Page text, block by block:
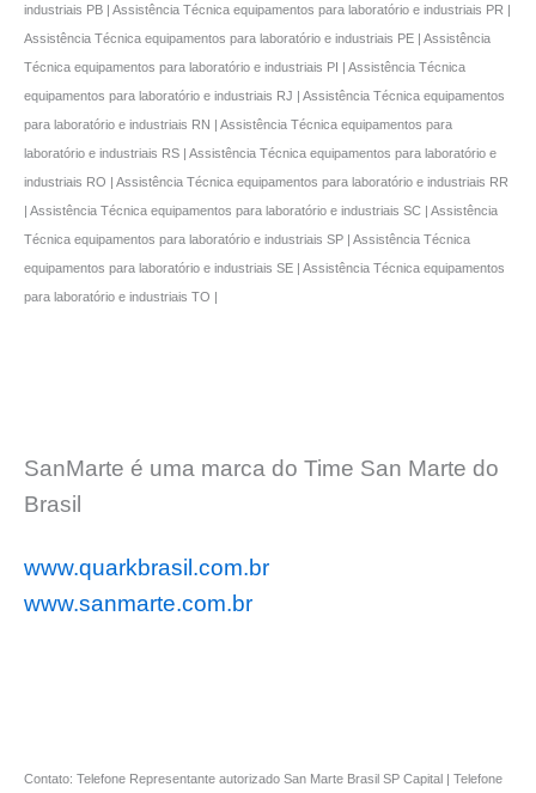
industriais PB | Assistência Técnica equipamentos para laboratório e industriais PR |
Assistência Técnica equipamentos para laboratório e industriais PE | Assistência
Técnica equipamentos para laboratório e industriais PI | Assistência Técnica
equipamentos para laboratório e industriais RJ | Assistência Técnica equipamentos
para laboratório e industriais RN | Assistência Técnica equipamentos para
laboratório e industriais RS | Assistência Técnica equipamentos para laboratório e
industriais RO | Assistência Técnica equipamentos para laboratório e industriais RR
| Assistência Técnica equipamentos para laboratório e industriais SC | Assistência
Técnica equipamentos para laboratório e industriais SP | Assistência Técnica
equipamentos para laboratório e industriais SE | Assistência Técnica equipamentos
para laboratório e industriais TO |
SanMarte é uma marca do Time San Marte do
Brasil
www.quarkbrasil.com.br
www.sanmarte.com.br
Contato: Telefone Representante autorizado San Marte Brasil SP Capital | Telefone